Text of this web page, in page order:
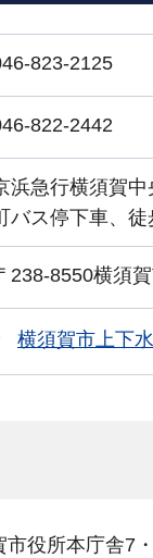
823-2125
822-2442
浜急行横須賀
バス停下車、徒
238-8550横須
横須賀市上下
役所本庁舎7・